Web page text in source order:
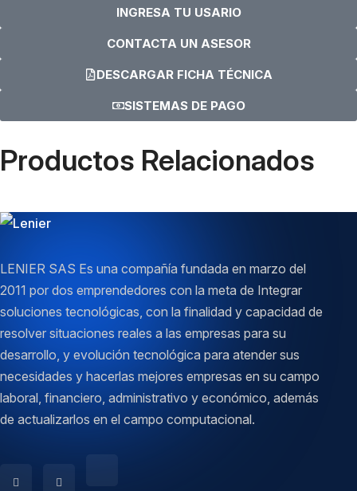
INGRESA TU USARIO
CONTACTA UN ASESOR
DESCARGAR FICHA TÉCNICA
SISTEMAS DE PAGO
Productos Relacionados
LENIER SAS Es una compañía fundada en marzo del
2011 por dos emprendedores con la meta de Integrar
soluciones tecnológicas, con la finalidad y capacidad de
resolver situaciones reales a las empresas para su
desarrollo, y evolución tecnológica para atender sus
necesidades y hacerlas mejores empresas en su campo
laboral, financiero, administrativo y económico, además
de actualizarlos en el campo computacional.